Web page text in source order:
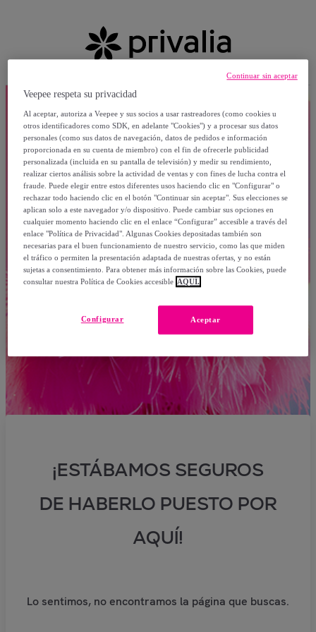
¡ESTÁBAMOS SEGUROS
DE HABERLO PUESTO POR
AQUÍ!
Lo sentimos, no encontramos la página que buscas.
Veepee respeta su privacidad
Al aceptar, autoriza a Veepee y sus socios a usar rastreadores (como cookies u
otros identificadores como SDK, en adelante "Cookies") y a procesar sus datos
personales (como sus datos de navegación, datos de pedidos e información
proporcionada en su cuenta de miembro) con el fin de ofrecerle publicidad
personalizada (incluida en su pantalla de televisión) y medir su rendimiento,
realizar ciertos análisis sobre la actividad de ventas y con fines de lucha contra el
fraude. Puede elegir entre estos diferentes usos haciendo clic en "Configurar" o
rechazar todo haciendo clic en el botón "Continuar sin aceptar". Sus elecciones se
aplican solo a este navegador y/o dispositivo. Puede cambiar sus opciones en
cualquier momento haciendo clic en el enlace “Configurar” accesible a través del
enlace "Política de Privacidad". Algunas Cookies depositadas también son
necesarias para el buen funcionamiento de nuestro servicio, como las que miden
el tráfico o permiten la presentación adaptada de nuestras ofertas, y no están
sujetas a consentimiento. Para obtener más información sobre las Cookies, puede
consultar nuestra Política de Cookies accesible AQUÍ.
Aceptar
Configurar
Continuar sin aceptar